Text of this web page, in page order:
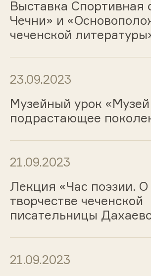
Выставка Спортивная
Чечни» и
чеченской
23.09.2023
Музейный урок
подрастающее
21.09.2023
Лекция «Час поэзии. О
творчестве чеченской
писательницы
21.09.2023